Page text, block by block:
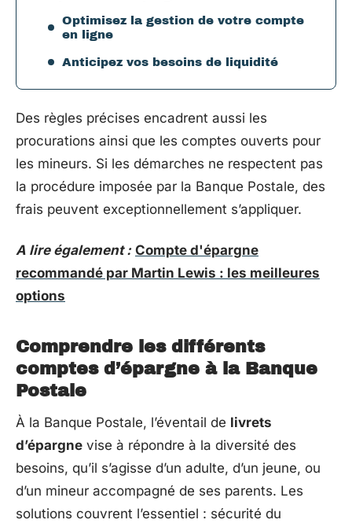
Optimisez la gestion de votre compte
en ligne
Anticipez vos besoins de liquidité
Des règles précises encadrent aussi les
procurations ainsi que les comptes ouverts pour
les mineurs. Si les démarches ne respectent pas
la procédure imposée par la Banque Postale, des
frais peuvent exceptionnellement s’appliquer.
A lire également : Compte d'épargne
recommandé par Martin Lewis : les meilleures
options
Comprendre les différents
comptes d’épargne à la Banque
Postale
À la Banque Postale, l’éventail de livrets
d’épargne vise à répondre à la diversité des
besoins, qu’il s’agisse d’un adulte, d’un jeune, ou
d’un mineur accompagné de ses parents. Les
solutions couvrent l’essentiel : sécurité du